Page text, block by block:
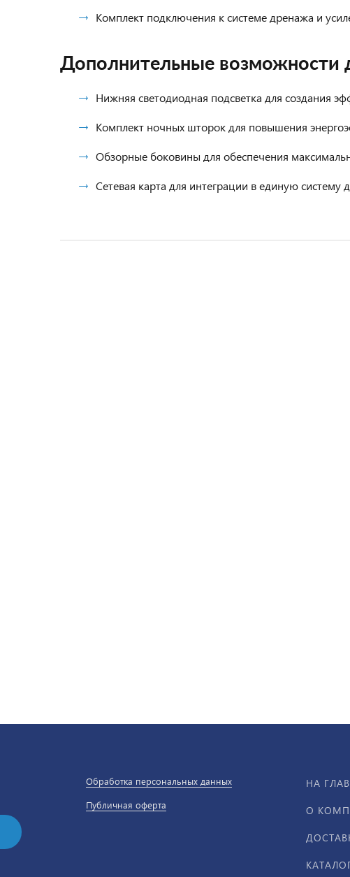
Комплект подключения к системе дренажа и
Дополнительные возможности
Нижняя светодиодная подсветка для создания
Комплект ночных шторок для повышения
Обзорные боковины для обеспечения
Сетевая карта для интеграции в единую
Обработка персональных данных
Публичная оферта
НА
О